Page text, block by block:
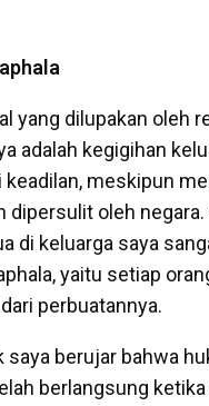
yang dilupakan oleh
adalah kegigihan
meskipun
dipersulit oleh negara.
di keluarga saya
yaitu setiap
perbuatannya.
saya berujar bahwa
berlangsung ketika